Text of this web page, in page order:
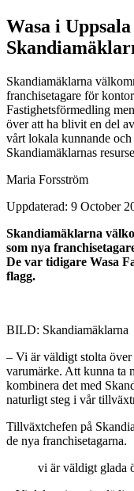
Wasa i
Skandiamäklarna
franchisetagare för
Fastighetsförmedling
över att ha blivit en del
vårt lokala kunnande
Skandiamäklarnas
Maria Forsström
Uppdaterad: 9 October
Skandiamäklarna
som nya
De var tidigare Wasa
flagg.
BILD: Skandiamäklarna
– Vi är väldigt stolta
varumärke. Att kunna ta
kombinera det med
naturligt steg i vår
Tillväxtchefen på
de nya franchisetagarna.
vi är väldigt glada